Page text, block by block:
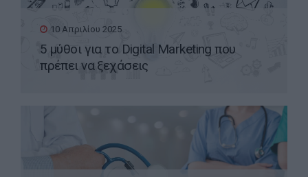
10 Απριλίου 2025
5 μύθοι για το Digital Marketing που
πρέπει να ξεχάσεις